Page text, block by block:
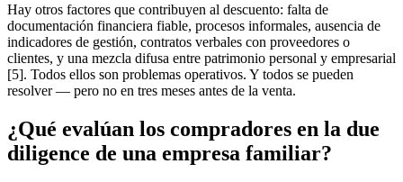
Hay otros factores que contribuyen al descuento: falta de
documentación financiera fiable, procesos informales, ausencia de
indicadores de gestión, contratos verbales con proveedores o
clientes, y una mezcla difusa entre patrimonio personal y empresarial
[5]. Todos ellos son problemas operativos. Y todos se pueden
resolver — pero no en tres meses antes de la venta.
¿Qué evalúan los compradores en la due
diligence de una empresa familiar?